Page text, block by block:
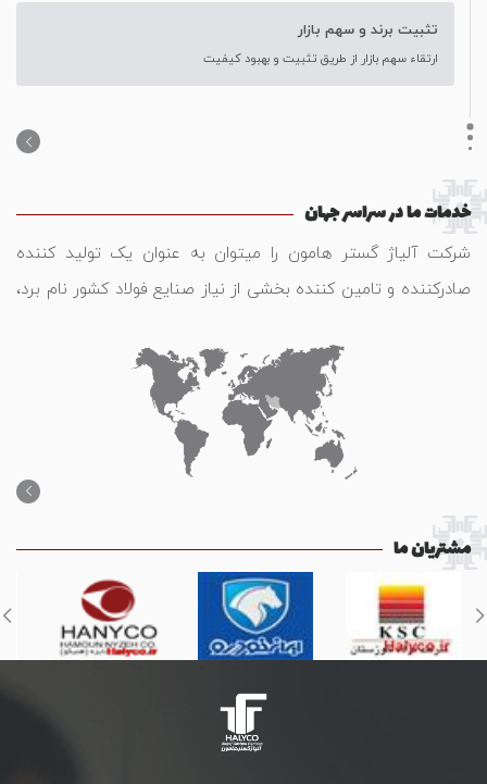
تثبیت برند و سهم بازار
ارتقاء سهم بازار از طریق تثبیت و بهبود کیفیت
خدمات ما در سراسر جهان
شرکت آلیاژ گستر هامون را میتوان به عنوان یک تولید کننده
صادرکننده و تامین کننده بخشی از نیاز صنایع فولاد کشور نام برد،
مشتریان ما